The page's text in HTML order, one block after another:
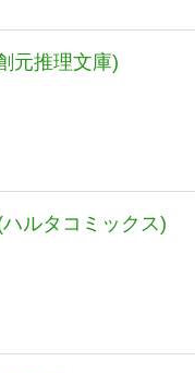
元推理文庫)
ルタコミックス)